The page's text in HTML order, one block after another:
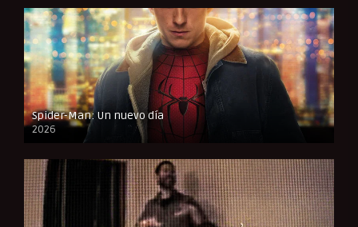
Spider-Man: Un nuevo día
2026
CAM